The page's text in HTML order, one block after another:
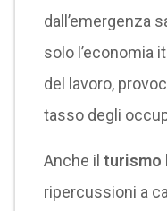
dall’emergenza
solo l’economia
del lavoro,
tasso degli
Anche il turismo
ripercussioni a